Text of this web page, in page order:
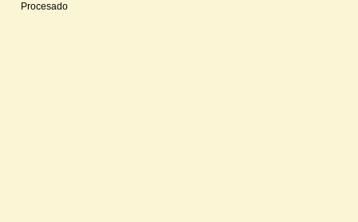
Procesado